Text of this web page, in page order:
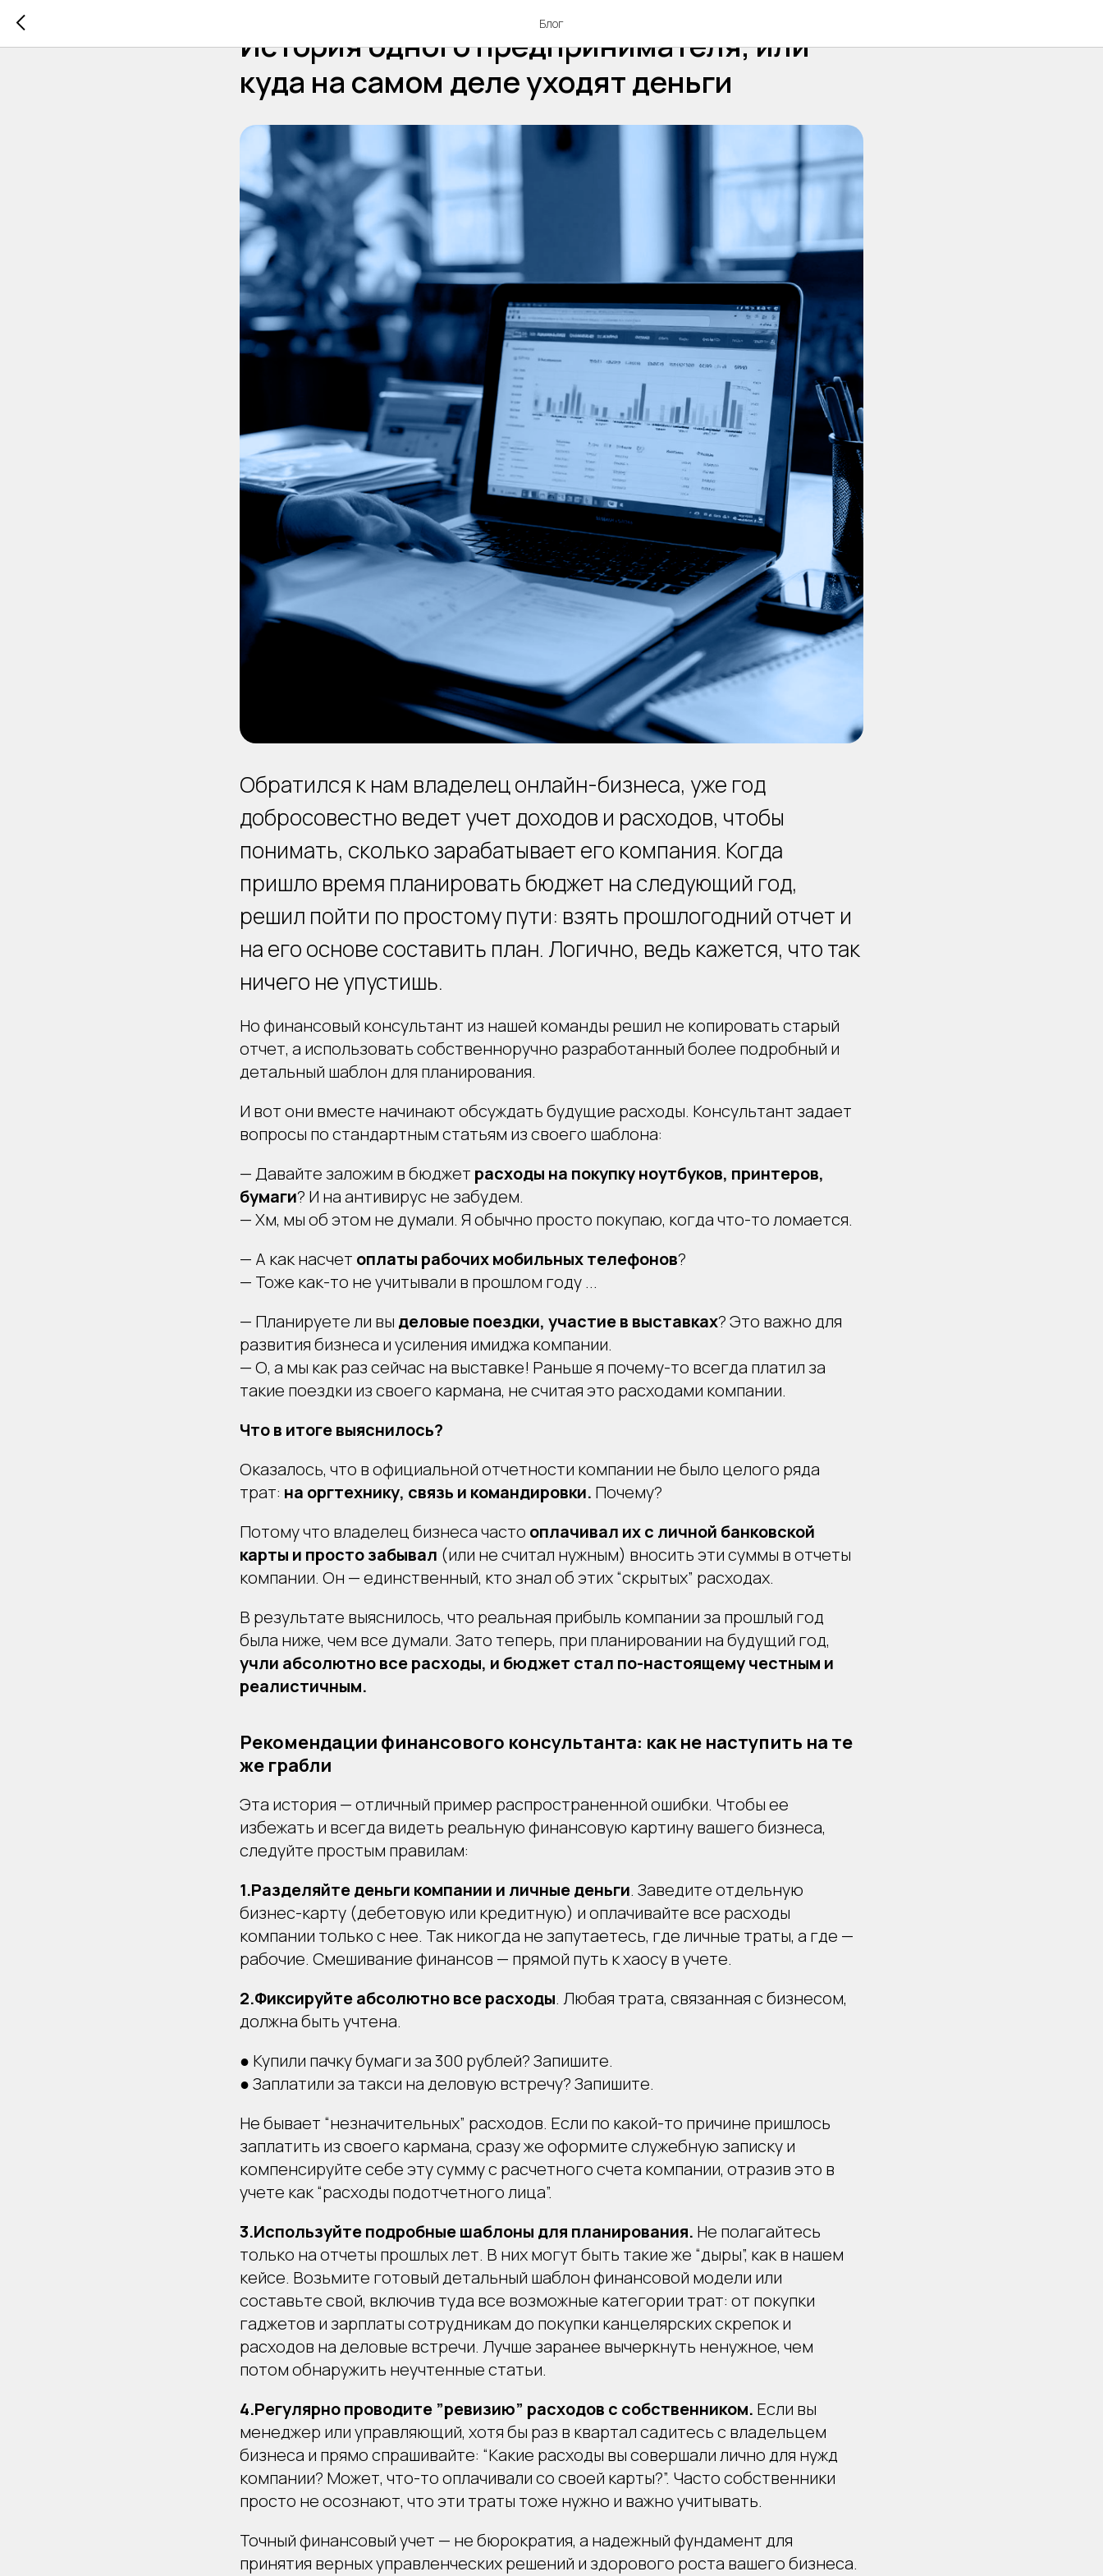
Блог
История одного предпринимателя, или
куда на самом деле уходят деньги
Обратился к нам владелец онлайн-бизнеса, уже год
добросовестно ведет учет доходов и расходов, чтобы
понимать, сколько зарабатывает его компания. Когда
пришло время планировать бюджет на следующий год,
решил пойти по простому пути: взять прошлогодний отчет и
на его основе составить план. Логично, ведь кажется, что так
ничего не упустишь.
Но финансовый консультант из нашей команды решил не копировать старый
отчет, а использовать собственноручно разработанный более подробный и
детальный шаблон для планирования.
И вот они вместе начинают обсуждать будущие расходы. Консультант задает
вопросы по стандартным статьям из своего шаблона:
— Давайте заложим в бюджет расходы на покупку ноутбуков, принтеров,
бумаги? И на антивирус не забудем.
— Хм, мы об этом не думали. Я обычно просто покупаю, когда что-то ломается.
— А как насчет оплаты рабочих мобильных телефонов?
— Тоже как-то не учитывали в прошлом году ...
— Планируете ли вы деловые поездки, участие в выставках? Это важно для
развития бизнеса и усиления имиджа компании.
— О, а мы как раз сейчас на выставке! Раньше я почему-то всегда платил за
такие поездки из своего кармана, не считая это расходами компании.
Что в итоге выяснилось?
Оказалось, что в официальной отчетности компании не было целого ряда
трат: на оргтехнику, связь и командировки. Почему?
Потому что владелец бизнеса часто оплачивал их с личной банковской
карты и просто забывал (или не считал нужным) вносить эти суммы в отчеты
компании. Он — единственный, кто знал об этих “скрытых” расходах.
В результате выяснилось, что реальная прибыль компании за прошлый год
была ниже, чем все думали. Зато теперь, при планировании на будущий год,
учли абсолютно все расходы, и бюджет стал по-настоящему честным и
реалистичным.
Рекомендации финансового консультанта: как не наступить на те
же грабли
Эта история — отличный пример распространенной ошибки. Чтобы ее
избежать и всегда видеть реальную финансовую картину вашего бизнеса,
следуйте простым правилам:
1.Разделяйте деньги компании и личные деньги. Заведите отдельную
бизнес-карту (дебетовую или кредитную) и оплачивайте все расходы
компании только с нее. Так никогда не запутаетесь, где личные траты, а где —
рабочие. Смешивание финансов — прямой путь к хаосу в учете.
2.Фиксируйте абсолютно все расходы. Любая трата, связанная с бизнесом,
должна быть учтена.
● Купили пачку бумаги за 300 рублей? Запишите.
● Заплатили за такси на деловую встречу? Запишите.
Не бывает “незначительных” расходов. Если по какой-то причине пришлось
заплатить из своего кармана, сразу же оформите служебную записку и
компенсируйте себе эту сумму с расчетного счета компании, отразив это в
учете как “расходы подотчетного лица”.
3.Используйте подробные шаблоны для планирования. Не полагайтесь
только на отчеты прошлых лет. В них могут быть такие же “дыры”, как в нашем
кейсе. Возьмите готовый детальный шаблон финансовой модели или
составьте свой, включив туда все возможные категории трат: от покупки
гаджетов и зарплаты сотрудникам до покупки канцелярских скрепок и
расходов на деловые встречи. Лучше заранее вычеркнуть ненужное, чем
потом обнаружить неучтенные статьи.
4.Регулярно проводите ”ревизию” расходов с собственником. Если вы
менеджер или управляющий, хотя бы раз в квартал садитесь с владельцем
бизнеса и прямо спрашивайте: “Какие расходы вы совершали лично для нужд
компании? Может, что-то оплачивали со своей карты?”. Часто собственники
просто не осознают, что эти траты тоже нужно и важно учитывать.
Точный финансовый учет — не бюрократия, а надежный фундамент для
принятия верных управленческих решений и здорового роста вашего бизнеса.